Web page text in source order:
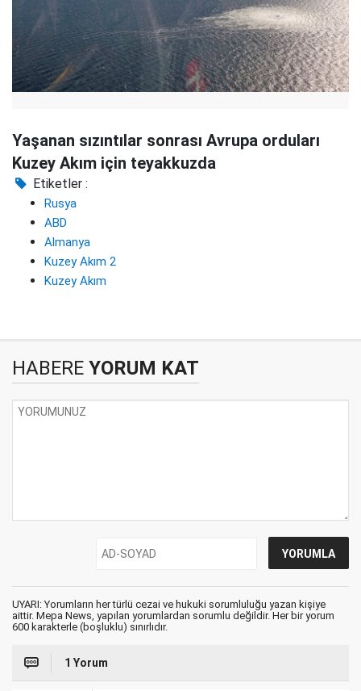
Yaşanan sızıntılar sonrası Avrupa orduları
Kuzey Akım için teyakkuzda
Etiketler :
Rusya
ABD
Almanya
Kuzey Akım 2
Kuzey Akım
HABERE YORUM KAT
UYARI: Yorumların her türlü cezai ve hukuki sorumluluğu yazan kişiye
aittir. Mepa News, yapılan yorumlardan sorumlu değildir. Her bir yorum
600 karakterle (boşluklu) sınırlıdır.
1 Yorum